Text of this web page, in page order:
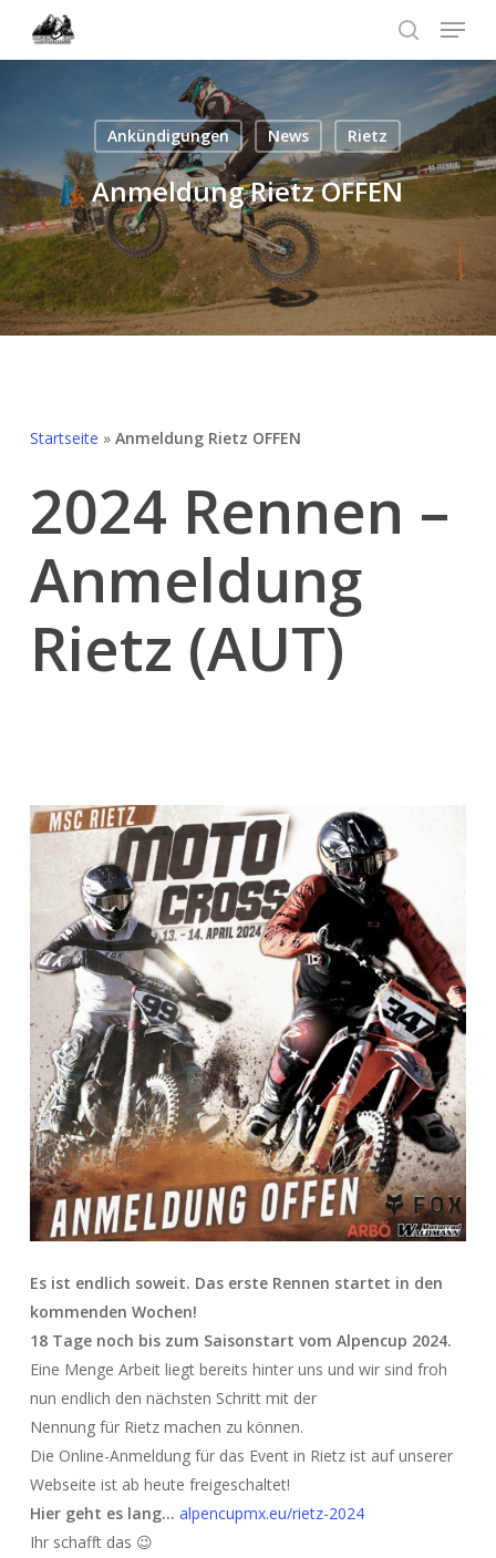
Menu
Ankündigungen News Rietz
Anmeldung Rietz OFFEN
Startseite » Anmeldung Rietz OFFEN
2024 Rennen –
Anmeldung
Rietz (AUT)
Es ist endlich soweit. Das erste Rennen startet in den
kommenden Wochen!
18 Tage noch bis zum Saisonstart vom Alpencup 2024.
Eine Menge Arbeit liegt bereits hinter uns und wir sind froh
nun endlich den nächsten Schritt mit der
Nennung für Rietz machen zu können.
Die Online-Anmeldung für das Event in Rietz ist auf unserer
Webseite ist ab heute freigeschaltet!
Hier geht es lang… alpencupmx.eu/rietz-2024
Ihr schafft das 😉
Menü